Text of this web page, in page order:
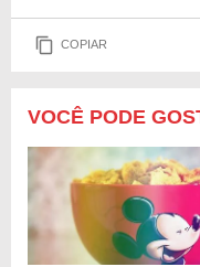
COPIAR
VOCÊ PODE